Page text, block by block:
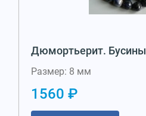
Дюмортьерит. Бусины
Размер: 8 мм
1560 ₽